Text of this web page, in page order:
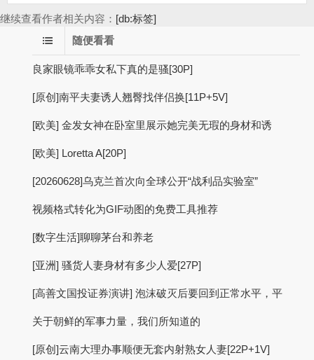
继续查看作者相关内容： [db:标签]
随便看看
良家眼镜乖乖女私下真的是骚[30P]
[原创]南平夫妻诱人翘臀找伴侣换[11P+5V]
[欧美] 金发女神在卧室里展示她完美无瑕的身材和诱
[欧美] Loretta A[20P]
[20260628]乌克兰首次向全球公开“战利品实验室”
视频格式转化为GIF动图的免费工具推荐
[数字生活]聊聊茅台和养老
[亚洲] 骚货人妻身材有多少人爱[27P]
[高善文国投证券演讲] 泡沫破灭后要回到正常水平，平
关于朝鲜的军事力量，我们所知道的
[原创]云南大理办事顺便无套内射熟女人妻[22P+1V]